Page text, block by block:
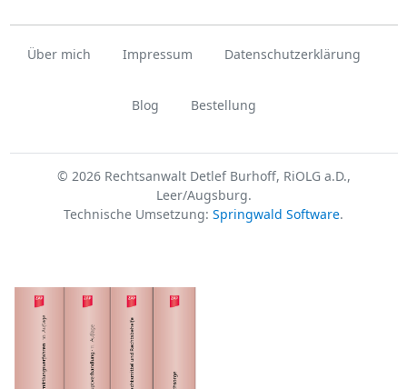
Über mich Impressum Datenschutzerklärung
Blog Bestellung
© 2026 Rechtsanwalt Detlef Burhoff, RiOLG a.D.,
Leer/Augsburg.
Technische Umsetzung: Springwald Software.